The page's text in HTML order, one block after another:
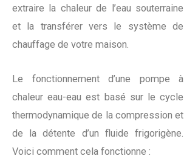
extraire la chaleur de l’eau souterraine
et la transférer vers le système de
chauffage de votre maison.
Le fonctionnement d’une pompe à
chaleur eau-eau est basé sur le cycle
thermodynamique de la compression et
de la détente d’un fluide frigorigène.
Voici comment cela fonctionne :